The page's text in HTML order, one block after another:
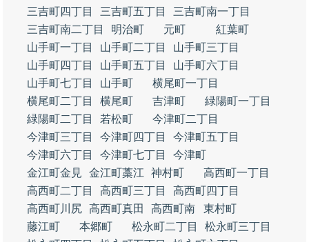
三吉町四丁目
三吉町五丁目
三吉町南一丁目
三吉町南二丁目
明治町 元町
紅葉町
山手町一丁目
山手町二丁目
山手町三丁目
山手町四丁目
山手町五丁目
山手町六丁目
山手町七丁目
山手町
横尾町一丁目
横尾町二丁目
横尾町 吉津町
緑陽町一丁目
緑陽町二丁目
若松町
今津町二丁目
今津町三丁目
今津町四丁目
今津町五丁目
今津町六丁目
今津町七丁目
今津町
金江町金見
金江町藁江 神村町
高西町一丁目
高西町二丁目
高西町三丁目
高西町四丁目
高西町川尻 高西町真田 高西町南
東村町
藤江町
本郷町 松永町二丁目
松永町三丁目